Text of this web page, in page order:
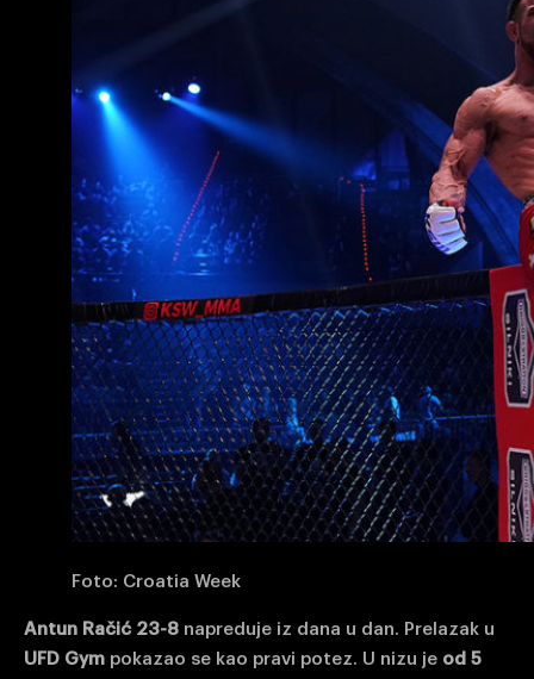
Foto: Croatia Week
Antun Račić 23-8 napreduje iz dana u dan. Prelazak u
UFD Gym pokazao se kao pravi potez. U nizu je od 5